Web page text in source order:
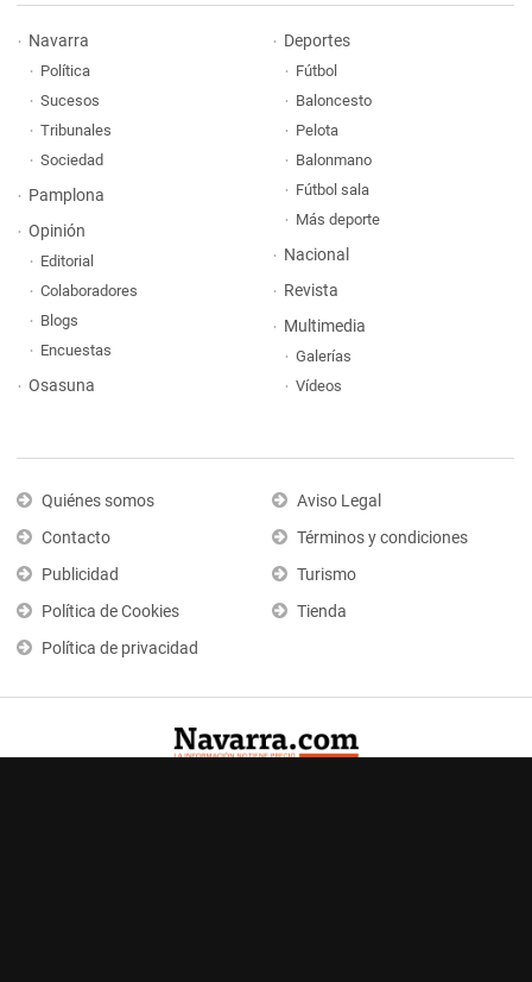
Navarra
Política
Sucesos
Tribunales
Sociedad
Pamplona
Opinión
Editorial
Colaboradores
Blogs
Encuestas
Osasuna
Deportes
Fútbol
Baloncesto
Pelota
Balonmano
Fútbol sala
Más deporte
Nacional
Revista
Multimedia
Galerías
Vídeos
Quiénes somos
Contacto
Publicidad
Política de Cookies
Política de privacidad
Aviso Legal
Términos y condiciones
Turismo
Tienda